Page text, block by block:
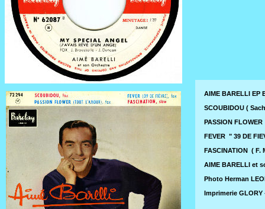
AIME BARELLI EP
SCOUBIDOU (
PASSION
FEVER " 39 DE
FASCINATION ( F.
AIME BARELLI et
Photo Herman
Imprimerie GLORY